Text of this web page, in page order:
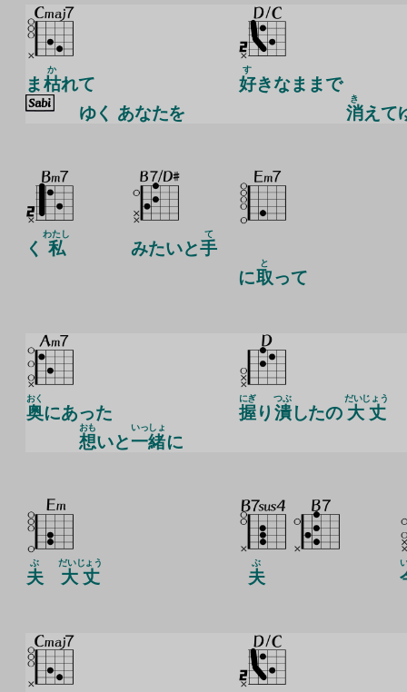
ま 枯
か
れて
ゆく あなたを
好
す
きなままで
消
き
えて
く 私
わたし
みたいと手
て
に取
と
って
奥
おく
にあった
想
おも
いと一緒
いっしょ
に
握
にぎ
り 潰
つぶ
したの 大丈
だいじょう
夫
ぶ
大丈
だいじょう
夫
ぶ